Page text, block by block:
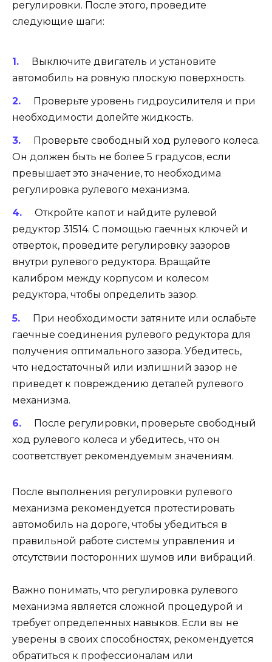
регулировки. После этого, проведите
следующие шаги:
Выключите двигатель и установите
автомобиль на ровную плоскую поверхность.
Проверьте уровень гидроусилителя и при
необходимости долейте жидкость.
Проверьте свободный ход рулевого колеса.
Он должен быть не более 5 градусов, если
превышает это значение, то необходима
регулировка рулевого механизма.
Откройте капот и найдите рулевой
редуктор 31514. С помощью гаечных ключей и
отверток, проведите регулировку зазоров
внутри рулевого редуктора. Вращайте
калибром между корпусом и колесом
редуктора, чтобы определить зазор.
При необходимости затяните или ослабьте
гаечные соединения рулевого редуктора для
получения оптимального зазора. Убедитесь,
что недостаточный или излишний зазор не
приведет к повреждению деталей рулевого
механизма.
После регулировки, проверьте свободный
ход рулевого колеса и убедитесь, что он
соответствует рекомендуемым значениям.
После выполнения регулировки рулевого
механизма рекомендуется протестировать
автомобиль на дороге, чтобы убедиться в
правильной работе системы управления и
отсутствии посторонних шумов или вибраций.
Важно понимать, что регулировка рулевого
механизма является сложной процедурой и
требует определенных навыков. Если вы не
уверены в своих способностях, рекомендуется
обратиться к профессионалам или